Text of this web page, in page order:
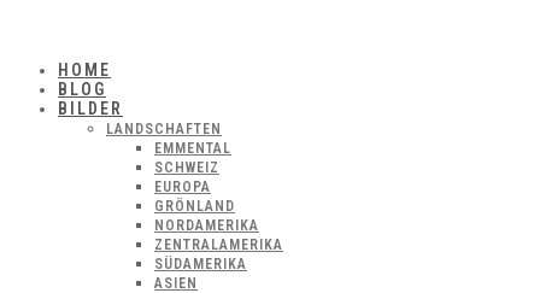
HOME
BLOG
BILDER
LANDSCHAFTEN
EMMENTAL
SCHWEIZ
EUROPA
GRÖNLAND
NORDAMERIKA
ZENTRALAMERIKA
SÜDAMERIKA
ASIEN